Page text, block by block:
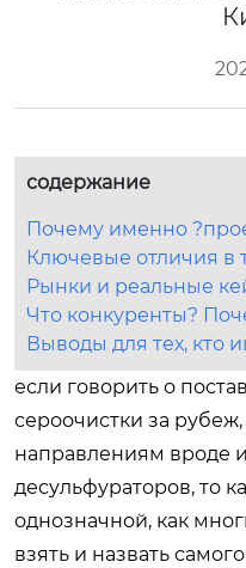
содержание
Почему именно
Ключевые отличия в
Рынки и реальные
Что конкуренты?
Выводы для тех, кто
если говорить о
сероочистки за
направлениям вроде
десульфураторов, то
однозначной, как
взять и назвать